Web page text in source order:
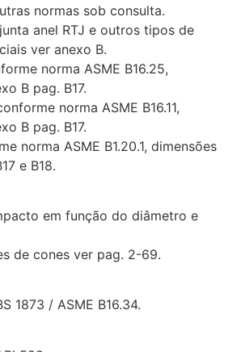
normas sob consulta.
anel RTJ e outros tipos de
ver anexo B.
norma ASME B16.25,
B pag. B17.
norma ASME B16.11,
B pag. B17.
norma ASME B1.20.1, dimensões
e B18.
em função do diâmetro e
de cones ver pag. 2-69.
1873 / ASME B16.34.